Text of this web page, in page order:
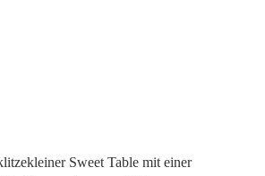
Sweet Table mit einer